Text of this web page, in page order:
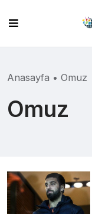
content
Anasayfa • Omuz
Omuz